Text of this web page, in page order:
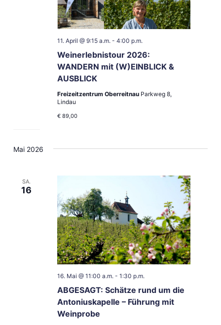
Weinerlebnistour 2026:
WANDERN mit (W)EINBLICK &
AUSBLICK
11. April @ 9:15 a.m. - 4:00 p.m.
Freizeitzentrum Oberreitnau Parkweg 8,
Lindau
€ 89,00
Mai 2026
SA.
16
ABGESAGT: Schätze rund um die
Antoniuskapelle – Führung mit
Weinprobe
16. Mai @ 11:00 a.m.- 1:30 p.m.